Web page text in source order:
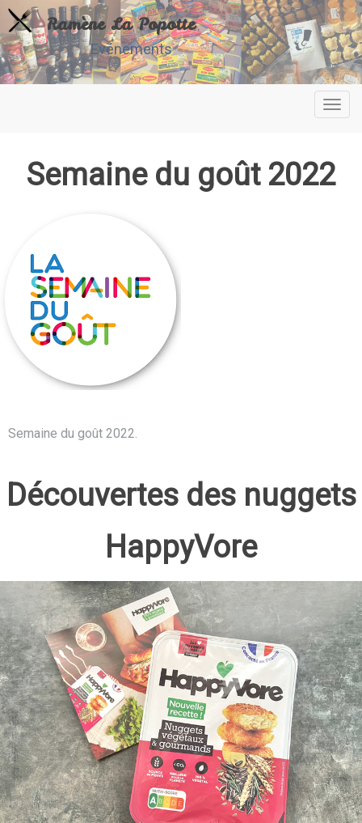
Ramène La Popotte
Evénements
Semaine du goût 2022
Semaine du goût 2022.
Découvertes des nuggets
HappyVore